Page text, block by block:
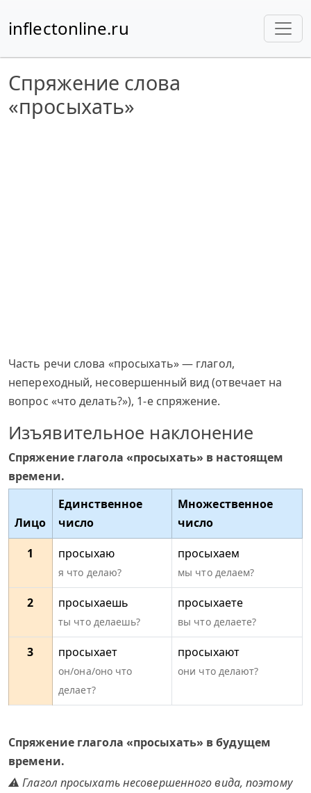
inflectonline.ru
Спряжение слова
«просыхать»
Часть речи слова «просыхать» — глагол,
непереходный, несовершенный вид (отвечает на
вопрос «что делать?»), 1-е спряжение.
Изъявительное наклонение
Спряжение глагола «просыхать» в настоящем
времени.
Лицо
Единственное
число
Множественное
число
1
просыхаю
я что делаю?
просыхаем
мы что делаем?
2 просыхаешь
ты что делаешь?
просыхаете
вы что делаете?
3 просыхает
он/она/оно что
делает?
просыхают
они что делают?
Спряжение глагола «просыхать» в будущем
времени.
⚠ Глагол просыхать несовершенного вида, поэтому